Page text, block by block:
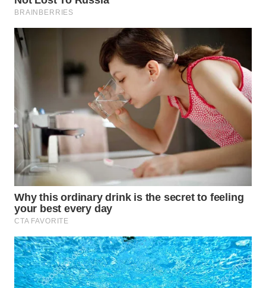
SERIBU
TANGERANG
WN
CIREBON
WN
INDRAMAYU
WN
KUNINGAN
WN
MAJALENGKA